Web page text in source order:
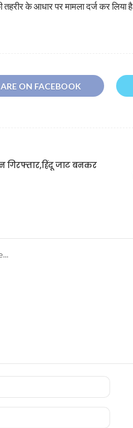
के आधार पर मामला दर्ज कर लिया
ON FACEBOOK
जाट बनकर